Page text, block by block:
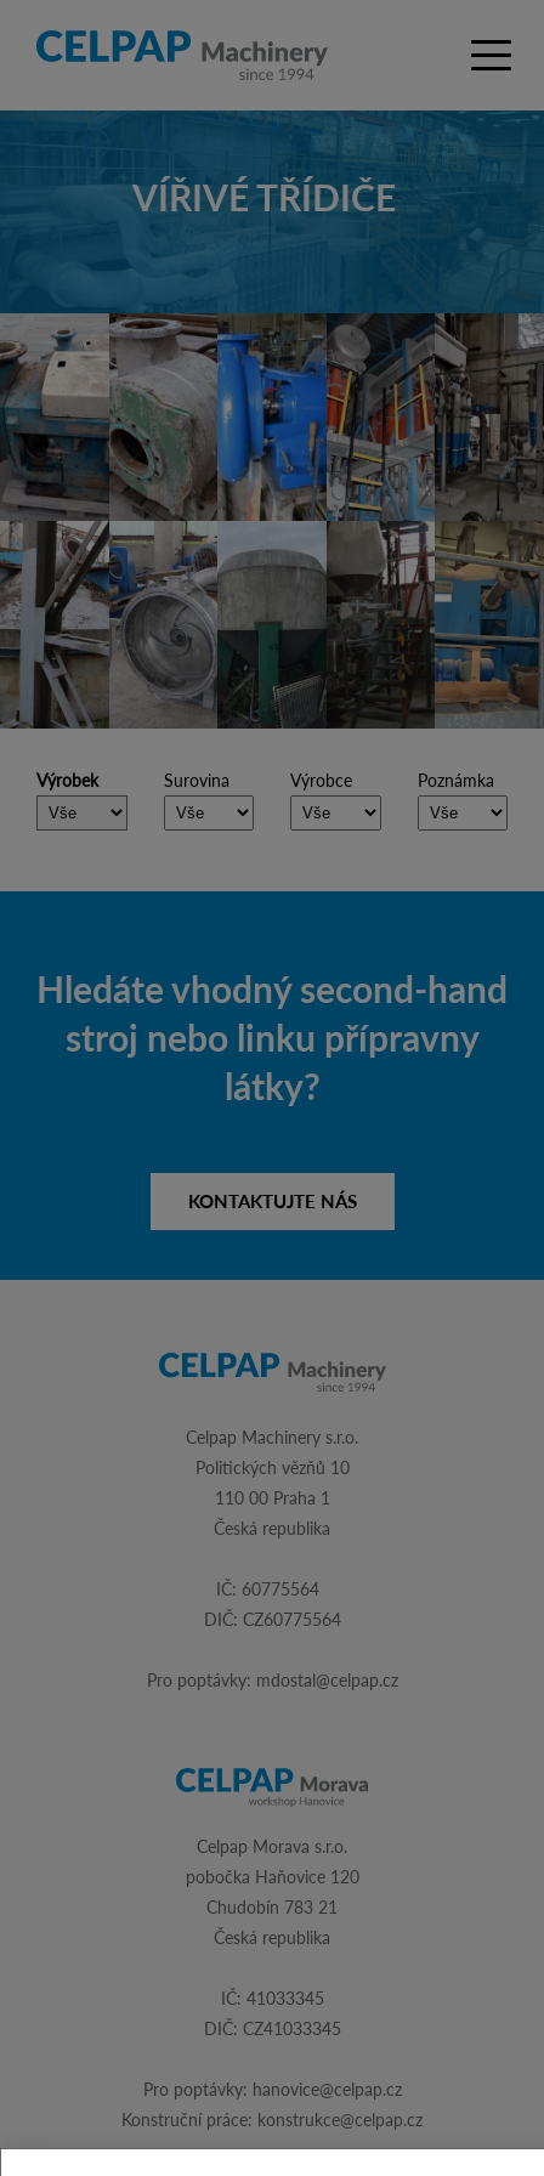
VÍŘIVÉ TŘÍDIČE
Výrobek Surovina Výrobce Poznámka
Hledáte vhodný second-hand
stroj nebo linku přípravny
látky?
KONTAKTUJTE NÁS
Celpap Machinery s.r.o.
Politických vězňů 10
110 00 Praha 1
Česká republika
IČ: 60775564
DIČ: CZ60775564
Pro poptávky: mdostal@celpap.cz
Celpap Morava s.r.o.
pobočka Haňovice 120
Chudobín 783 21
Česká republika
IČ: 41033345
DIČ: CZ41033345
Pro poptávky: hanovice@celpap.cz
Konstruční práce: konstrukce@celpap.cz